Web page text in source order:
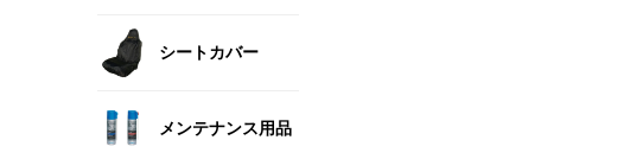
シートカバー
メンテナンス用品